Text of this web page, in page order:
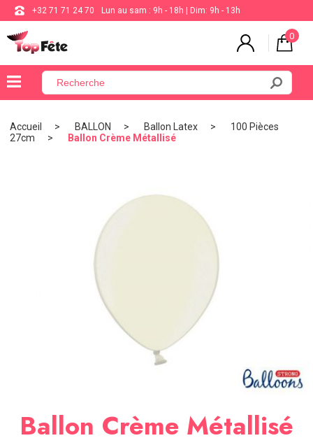
+32 71 71 24 70 Lun au sam : 9h - 18h | Dim: 9h - 13h
0
×
BALLON
SALLE
Accueil BALLON Ballon Latex
100 Pièces
27cm
Ballon Crème Métallisé
Ballon Crème Métallisé